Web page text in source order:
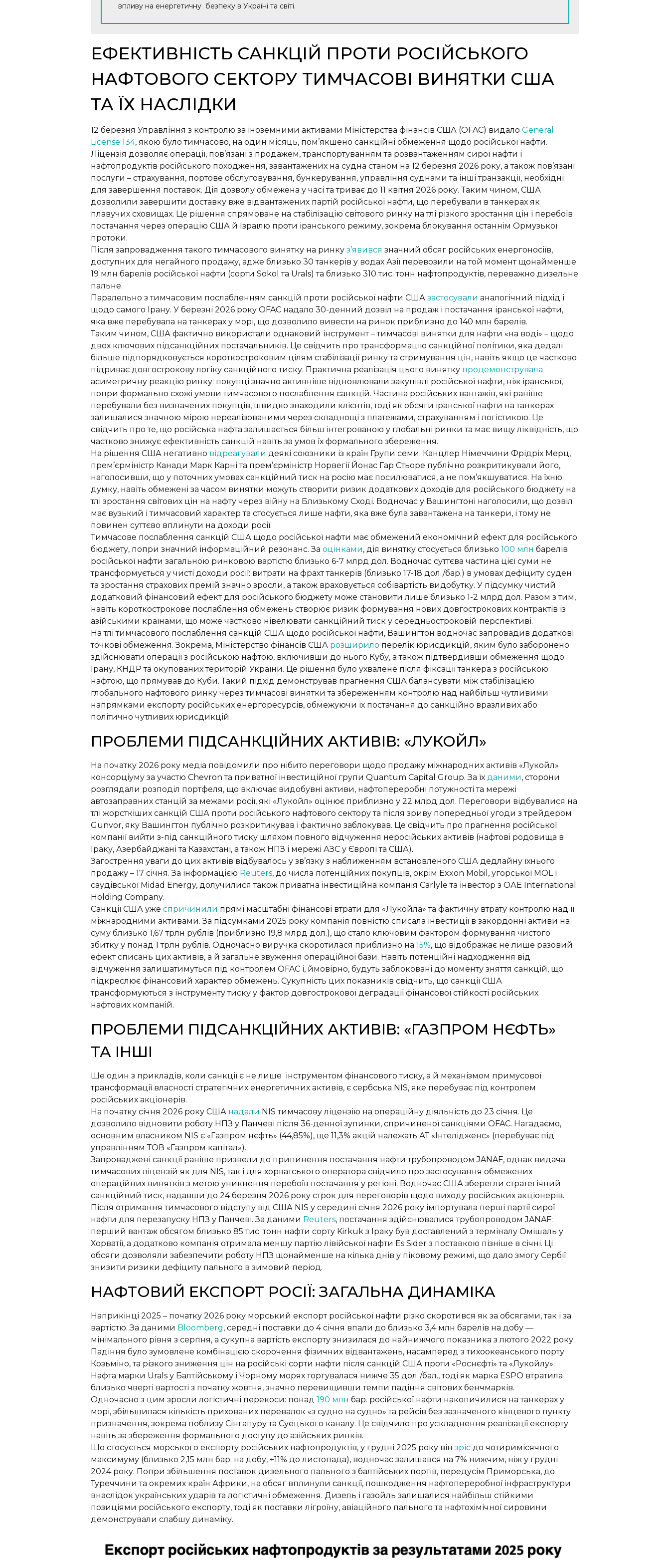
впливу на енергетичну безпеку в Україні та світі.
ЕФЕКТИВНІСТЬ САНКЦІЙ ПРОТИ РОСІЙСЬКОГО
НАФТОВОГО СЕКТОРУ ТИМЧАСОВІ ВИНЯТКИ США
ТА ЇХ НАСЛІДКИ
12 березня Управління з контролю за іноземними активами Міністерства фінансів США (OFAC) видало General
License 134, якою було тимчасово, на один місяць, пом’якшено санкційні обмеження щодо російської нафти.
Ліцензія дозволяє операції, пов’язані з продажем, транспортуванням та розвантаженням сирої нафти і
нафтопродуктів російського походження, завантажених на судна станом на 12 березня 2026 року, а також пов’язані
послуги – страхування, портове обслуговування, бункерування, управління суднами та інші транзакції, необхідні
для завершення поставок. Дія дозволу обмежена у часі та триває до 11 квітня 2026 року. Таким чином, США
дозволили завершити доставку вже відвантажених партій російської нафти, що перебували в танкерах як
плавучих сховищах. Це рішення спрямоване на стабілізацію світового ринку на тлі різкого зростання цін і перебоїв
постачання через операцію США й Ізраїлю проти іранського режиму, зокрема блокування останнім Ормузької
протоки.
Після запровадження такого тимчасового винятку на ринку з’явився значний обсяг російських енергоносіїв,
доступних для негайного продажу, адже близько 30 танкерів у водах Азії перевозили на той момент щонайменше
19 млн барелів російської нафти (сорти Sokol та Urals) та близько 310 тис. тонн нафтопродуктів, переважно дизельне
пальне.
Паралельно з тимчасовим послабленням санкцій проти російської нафти США застосували аналогічний підхід і
щодо самого Ірану. У березні 2026 року OFAC надало 30-денний дозвіл на продаж і постачання іранської нафти,
яка вже перебувала на танкерах у морі, що дозволило вивести на ринок приблизно до 140 млн барелів.
Таким чином, США фактично використали однаковий інструмент – тимчасові винятки для нафти «на воді» – щодо
двох ключових підсанкційних постачальників. Це свідчить про трансформацію санкційної політики, яка дедалі
більше підпорядковується короткостроковим цілям стабілізації ринку та стримування цін, навіть якщо це частково
підриває довгострокову логіку санкційного тиску. Практична реалізація цього винятку продемонструвала
асиметричну реакцію ринку: покупці значно активніше відновлювали закупівлі російської нафти, ніж іранської,
попри формально схожі умови тимчасового послаблення санкцій. Частина російських вантажів, які раніше
перебували без визначених покупців, швидко знаходили клієнтів, тоді як обсяги іранської нафти на танкерах
залишалися значною мірою нереалізованими через складнощі з платежами, страхуванням і логістикою. Це
свідчить про те, що російська нафта залишається більш інтегрованою у глобальні ринки та має вищу ліквідність, що
частково знижує ефективність санкцій навіть за умов їх формального збереження.
На рішення США негативно відреагували деякі союзники із країн Групи семи. Канцлер Німеччини Фрідріх Мерц,
прем’єрміністр Канади Марк Карні та прем’єрміністр Норвегії Йонас Гар Стьоре публічно розкритикували його,
наголосивши, що у поточних умовах санкційний тиск на росію має посилюватися, а не пом’якшуватися. На їхню
думку, навіть обмежені за часом винятки можуть створити ризик додаткових доходів для російського бюджету на
тлі зростання світових цін на нафту через війну на Близькому Сході. Водночас у Вашингтоні наголосили, що дозвіл
має вузький і тимчасовий характер та стосується лише нафти, яка вже була завантажена на танкери, і тому не
повинен суттєво вплинути на доходи росії.
Тимчасове послаблення санкцій США щодо російської нафти має обмежений економічний ефект для російського
бюджету, попри значний інформаційний резонанс. За оцінками, дія винятку стосується близько 100 млн барелів
російської нафти загальною ринковою вартістю близько 6-7 млрд дол. Водночас суттєва частина цієї суми не
трансформується у чисті доходи росії: витрати на фрахт танкерів (близько 17-18 дол./бар.) в умовах дефіциту суден
та зростання страхових премій значно зросли, а також враховується собівартість видобутку. У підсумку чистий
додатковий фінансовий ефект для російського бюджету може становити лише близько 1-2 млрд дол. Разом з тим,
навіть короткострокове послаблення обмежень створює ризик формування нових довгострокових контрактів із
азійськими країнами, що може частково нівелювати санкційний тиск у середньостроковій перспективі.
На тлі тимчасового послаблення санкцій США щодо російської нафти, Вашингтон водночас запровадив додаткові
точкові обмеження. Зокрема, Міністерство фінансів США розширило перелік юрисдикцій, яким було заборонено
здійснювати операції з російською нафтою, включивши до нього Кубу, а також підтвердивши обмеження щодо
Ірану, КНДР та окупованих територій України. Це рішення було ухвалене після фіксації танкера з російською
нафтою, що прямував до Куби. Такий підхід демонстрував прагнення США балансувати між стабілізацією
глобального нафтового ринку через тимчасові винятки та збереженням контролю над найбільш чутливими
напрямками експорту російських енергоресурсів, обмежуючи їх постачання до санкційно вразливих або
політично чутливих юрисдикцій.
ПРОБЛЕМИ ПІДСАНКЦІЙНИХ АКТИВІВ: «ЛУКОЙЛ»
На початку 2026 року медіа повідомили про нібито переговори щодо продажу міжнародних активів «Лукойл»
консорціуму за участю Chevron та приватної інвестиційної групи Quantum Capital Group. За їх даними, сторони
розглядали розподіл портфеля, що включає видобувні активи, нафтопереробні потужності та мережі
автозаправних станцій за межами росії, які «Лукойл» оцінює приблизно у 22 млрд дол. Переговори відбувалися на
тлі жорсткіших санкцій США проти російського нафтового сектору та після зриву попередньої угоди з трейдером
Gunvor, яку Вашингтон публічно розкритикував і фактично заблокував. Це свідчить про прагнення російської
компанії вийти з-під санкційного тиску шляхом повного відчуження неросійських активів (нафтові родовища в
Іраку, Азербайджані та Казахстані, а також НПЗ і мережі АЗС у Європі та США).
Загострення уваги до цих активів відбувалось у зв’язку з наближенням встановленого США дедлайну їхнього
продажу – 17 січня. За інформацією Reuters, до числа потенційних покупців, окрім Exxon Mobil, угорської MOL і
саудівської Midad Energy, долучилися також приватна інвестиційна компанія Carlyle та інвестор з ОАЕ International
Holding Company.
Санкції США уже спричинили прямі масштабні фінансові втрати для «Лукойла» та фактичну втрату контролю над її
міжнародними активами. За підсумками 2025 року компанія повністю списала інвестиції в закордонні активи на
суму близько 1,67 трлн рублів (приблизно 19,8 млрд дол.), що стало ключовим фактором формування чистого
збитку у понад 1 трлн рублів. Одночасно виручка скоротилася приблизно на 15%, що відображає не лише разовий
ефект списань цих активів, а й загальне звуження операційної бази. Навіть потенційні надходження від
відчуження залишатимуться під контролем OFAC і, ймовірно, будуть заблоковані до моменту зняття санкцій, що
підкреслює фінансовий характер обмежень. Сукупність цих показників свідчить, що санкції США
трансформуються з інструменту тиску у фактор довгострокової деградації фінансової стійкості російських
нафтових компаній.
ПРОБЛЕМИ ПІДСАНКЦІЙНИХ АКТИВІВ: «ГАЗПРОМ НЄФТЬ»
ТА ІНШІ
Ще один з прикладів, коли санкції є не лише інструментом фінансового тиску, а й механізмом примусової
трансформації власності стратегічних енергетичних активів, є сербська NIS, яке перебуває під контролем
російських акціонерів.
На початку січня 2026 року США надали NIS тимчасову ліцензію на операційну діяльність до 23 січня. Це
дозволило відновити роботу НПЗ у Панчеві після 36-денної зупинки, спричиненої санкціями OFAC. Нагадаємо,
основним власником NIS є «Газпром нєфть» (44,85%), ще 11,3% акцій належать АТ «Інтелідженс» (перебуває під
управлінням ТОВ «Газпром капітал»).
Запроваджені санкції раніше призвели до припинення постачання нафти трубопроводом JANAF, однак видача
тимчасових ліцензій як для NIS, так і для хорватського оператора свідчило про застосування обмежених
операційних винятків з метою уникнення перебоїв постачання у регіоні. Водночас США зберегли стратегічний
санкційний тиск, надавши до 24 березня 2026 року строк для переговорів щодо виходу російських акціонерів.
Після отримання тимчасового відступу від США NIS у середині січня 2026 року імпортувала перші партії сирої
нафти для перезапуску НПЗ у Панчеві. За даними Reuters, постачання здійснювалися трубопроводом JANAF:
перший вантаж обсягом близько 85 тис. тонн нафти сорту Kirkuk з Іраку був доставлений з терміналу Омішаль у
Хорватії, а додатково компанія отримала меншу партію лівійської нафти Es Sider з поставкою пізніше в січні. Ці
обсяги дозволяли забезпечити роботу НПЗ щонайменше на кілька днів у піковому режимі, що дало змогу Сербії
знизити ризики дефіциту пального в зимовий період.
НАФТОВИЙ ЕКСПОРТ РОСІЇ: ЗАГАЛЬНА ДИНАМІКА
Наприкінці 2025 – початку 2026 року морський експорт російської нафти різко скоротився як за обсягами, так і за
вартістю. За даними Bloomberg, середні поставки до 4 січня впали до близько 3,4 млн барелів на добу —
мінімального рівня з серпня, а сукупна вартість експорту знизилася до найнижчого показника з лютого 2022 року.
Падіння було зумовлене комбінацією скорочення фізичних відвантажень, насамперед з тихоокеанського порту
Козьміно, та різкого зниження цін на російські сорти нафти після санкцій США проти «Роснєфті» та «Лукойлу».
Нафта марки Urals у Балтійському і Чорному морях торгувалася нижче 35 дол./бал., тоді як марка ESPO втратила
близько чверті вартості з початку жовтня, значно перевищивши темпи падіння світових бенчмарків.
Одночасно з цим зросли логістичні перекоси: понад 190 млн бар. російської нафти накопичилися на танкерах у
морі, збільшилася кількість прихованих перевалок «з судно на судно» та рейсів без зазначеного кінцевого пункту
призначення, зокрема поблизу Сінгапуру та Суецького каналу. Це свідчило про ускладнення реалізації експорту
навіть за збереження формального доступу до азійських ринків.
Що стосується морського експорту російських нафтопродуктів, у грудні 2025 року він зріс до чотиримісячного
максимуму (близько 2,15 млн бар. на добу, +11% до листопада), водночас залишався на 7% нижчим, ніж у грудні
2024 року. Попри збільшення поставок дизельного пального з балтійських портів, передусім Приморська, до
Туреччини та окремих країн Африки, на обсяг вплинули санкції, пошкодження нафтопереробної інфраструктури
внаслідок українських ударів та логістичні обмеження. Дизель і газойль залишалися найбільш стійкими
позиціями російського експорту, тоді як поставки лігроїну, авіаційного пального та нафтохімічної сировини
демонстрували слабшу динаміку.